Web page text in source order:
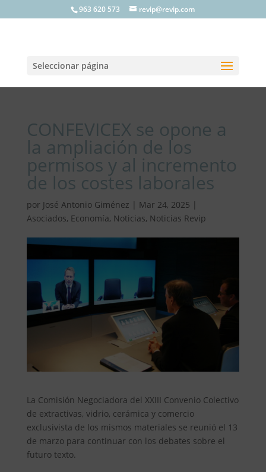
963 620 573 revip@revip.com
Seleccionar página
CONFEVICEX se opone a
la ampliación de los
permisos y al incremento
de los costes laborales
por José Antonio Giménez | Mar 24, 2025 |
Asociados, Economía, Noticias, Noticias Revip
La Comisión Negociadora del XXIII Convenio Colectivo
de extractivas, vidrio, cerámica y comercio
exclusivista de los mismos materiales se reunió el 13
de marzo para continuar con los debates sobre el
futuro texto.